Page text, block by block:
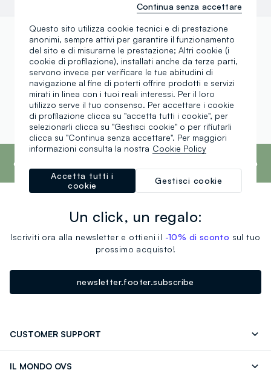
Bimbo
search.noproducts.suggestedcategory.allproducts
Scopri altre nostre categorie
Borse da lavoro uomo Ciabatte da mare uomo
footer.ariatitleOVS è il quarto marchio più trasparente al
2025 di Fashion Revolution.Scopri di più
Un click, un regalo:
Iscriviti ora alla newsletter e ottieni il -10% di sconto sul tuo
prossimo acquisto!
newsletter.footer.subscribe
CUSTOMER SUPPORT
IL MONDO OVS
Questo sito utilizza cookie tecnici e di prestazione
anonimi, sempre attivi per garantire il funzionamento
del sito e di misurarne le prestazione; Altri cookie (i
cookie di profilazione), installati anche da terze parti,
servono invece per verificare le tue abitudini di
navigazione al fine di poterti offrire prodotti e servizi
mirati in linea con i tuoi reali interessi. Per il loro
utilizzo serve il tuo consenso. Per accettare i cookie
di profilazione clicca su "accetta tutti i cookie", per
selezionarli clicca su "Gestisci cookie" o per rifiutarli
clicca su "Continua senza accettare". Per maggiori
informazioni consulta la nostra Cookie Policy
Gestisci cookie
Accetta tutti i
cookie
Continua senza accettare